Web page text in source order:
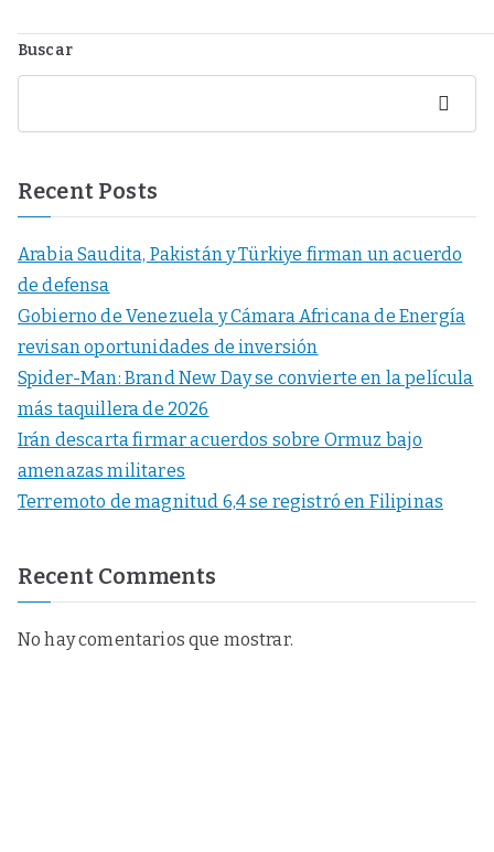
Buscar
Buscar
Recent Posts
Arabia Saudita, Pakistán y Türkiye firman un acuerdo
de defensa
Gobierno de Venezuela y Cámara Africana de Energía
revisan oportunidades de inversión
Spider-Man: Brand New Day se convierte en la película
más taquillera de 2026
Irán descarta firmar acuerdos sobre Ormuz bajo
amenazas militares
Terremoto de magnitud 6,4 se registró en Filipinas
Recent Comments
No hay comentarios que mostrar.